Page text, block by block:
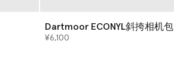
Dartmoor ECONYL斜挎相机包
¥6,100